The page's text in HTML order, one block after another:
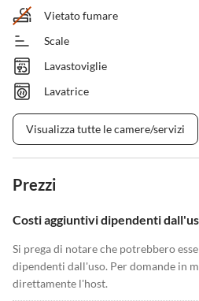
Vietato fumare
Scale
Lavastoviglie
Lavatrice
Visualizza tutte le camere/servizi
Prezzi
Costi aggiuntivi dipendenti
Si prega di notare che potrebbero
dipendenti dall'uso. Per domande in
direttamente l'host.